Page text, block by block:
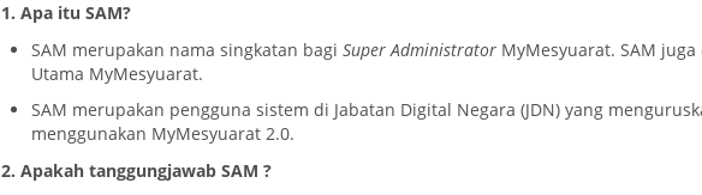
1. Apa itu SAM?
SAM merupakan nama singkatan bagiSuper Administrator MyMesyuarat. SAM
Utama MyMesyuarat.
SAM merupakan pengguna sistem di Jabatan Digital Negara (JDN) yang
menggunakan MyMesyuarat 2.0.
2. Apakah tanggungjawab SAM ?